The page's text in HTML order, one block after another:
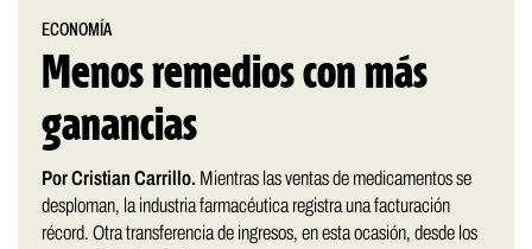
ECONOMÍA
Menos remedios con más
ganancias
Por Cristian Carrillo. Mientras las ventas de medicamentos se
desploman, la industria farmacéutica registra una facturación
récord. Otra transferencia de ingresos, en esta ocasión, desde los